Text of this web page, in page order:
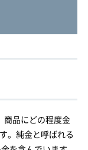
商品にどの程度金
。純金と呼ばれる